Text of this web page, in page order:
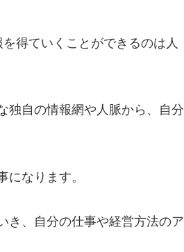
得ていくことができるのは人
独自の情報網や人脈から、自分
なります。
き、自分の仕事や経営方法のア